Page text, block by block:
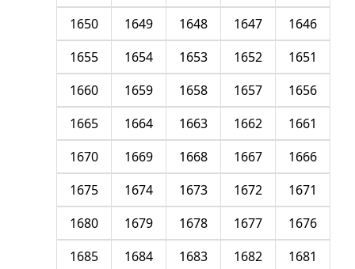
1646
1647
1648
1649
1650
1651
1652
1653
1654
1655
1656
1657
1658
1659
1660
1661
1662
1663
1664
1665
1666
1667
1668
1669
1670
1671
1672
1673
1674
1675
1676
1677
1678
1679
1680
1681
1682
1683
1684
1685